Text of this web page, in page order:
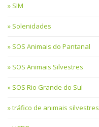
SIM
Solenidades
SOS Animais do Pantanal
SOS Animais Silvestres
SOS Rio Grande do Sul
tráfico de animais silvestres